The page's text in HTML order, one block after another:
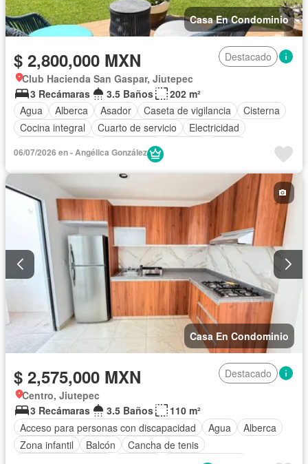
Casa En Condominio
$ 2,800,000 MXN
Destacado
Club Hacienda San Gaspar, Jiutepec
3 Recámaras
3.5 Baños
202 m²
Agua
Alberca Asador Caseta de vigilancia
Cisterna
Cocina integral
Cuarto de servicio
Electricidad
Gas natural
Terraza
Sin amueblar
06/07/2026 en - Angélica González
Casa En Condominio
$ 2,575,000 MXN
Destacado
Centro, Jiutepec
3 Recámaras
3.5 Baños
110 m²
Acceso para personas con discapacidad
Agua
Alberca
Zona infantil
Balcón
Cancha de tenis